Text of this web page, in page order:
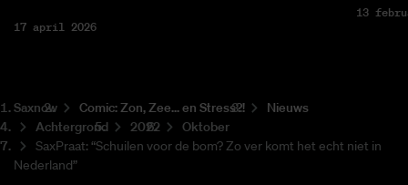
17 april 2026
13
Saxnow Co­mic: Zon, Zee... en Stress?!
Nieuws
Achtergrond
2022
Oktober
SaxPraat: “Schuilen voor de bom? Zo ver komt het echt niet in
Nederland”